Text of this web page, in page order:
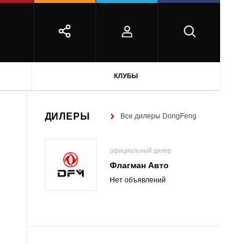
КЛУБЫ
ДИЛЕРЫ Все дилеры DongFeng
официальный дилер
Флагман Авто
Нет объявлений